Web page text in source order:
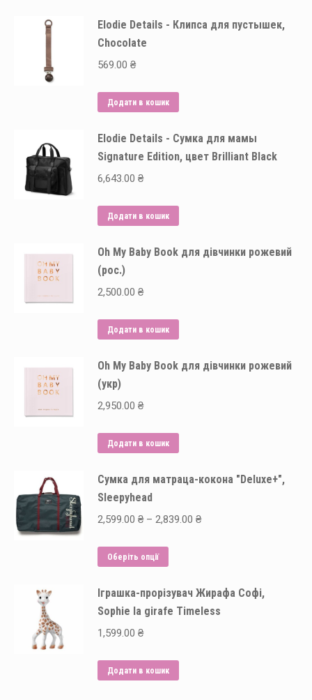
Elodie Details - Клипса для пустышек,
Chocolate
569.00 ₴
Додати в кошик
Elodie Details - Сумка для мамы
Signature Edition, цвет Brilliant Black
6,643.00 ₴
Додати в кошик
Oh My Baby Book для дівчинки рожевий
(рос.)
2,500.00 ₴
Додати в кошик
Oh My Baby Book для дівчинки рожевий
(укр)
2,950.00 ₴
Додати в кошик
Сумка для матраца-кокона "Deluxe+",
Sleepyhead
2,599.00 ₴ – 2,839.00 ₴Price
2,839.00 ₴
Оберіть опції
має
кілька
можна
Іграшка-прорізувач Жирафа Софі,
Sophie la girafe Timeless
1,599.00 ₴
Додати в кошик